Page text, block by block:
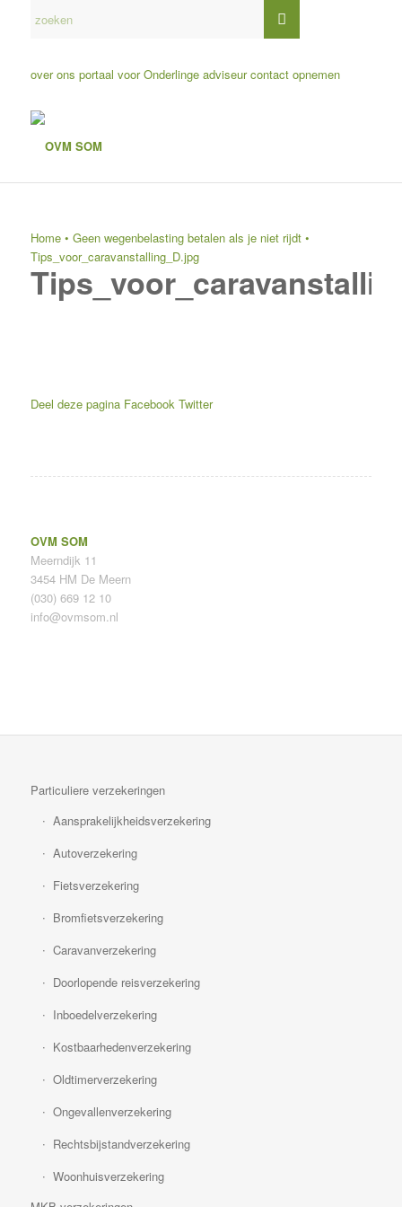
over ons portaal voor Onderlinge adviseur contact opnemen
Home• Geen wegenbelasting betalen als je niet rijdt•
Tips_voor_caravanstalling_D.jpg
Deel deze pagina Facebook Twitter
OVM SOM
Meerndijk 11
3454 HM De Meern
(030) 669 12 10
info@ovmsom.nl
Particuliere verzekeringen
Aansprakelijkheidsverzekering
Autoverzekering
Fietsverzekering
Bromfietsverzekering
Caravanverzekering
Doorlopende reisverzekering
Inboedelverzekering
Kostbaarhedenverzekering
Oldtimerverzekering
Ongevallenverzekering
Rechtsbijstandverzekering
Woonhuisverzekering